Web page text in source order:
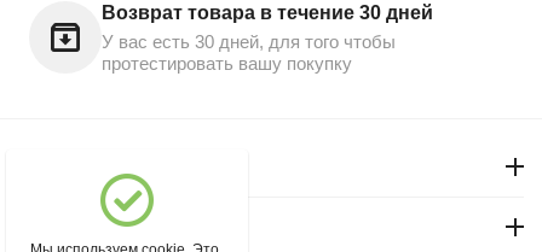
Возврат товара в течение 30 дней
У вас есть 30 дней, для того чтобы
протестировать вашу покупку
Магазин "Северный"